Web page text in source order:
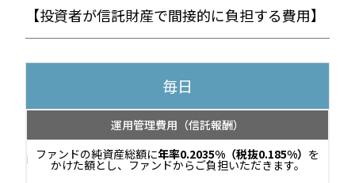
【投資者が信託財産で間接的に負担する費用】
毎日
運用管理費用 （信託報酬）
ファンドの純資産総額に年率0.2035%（税抜0.185%） を
かけた額とし、ファンドからご負担いただきます。